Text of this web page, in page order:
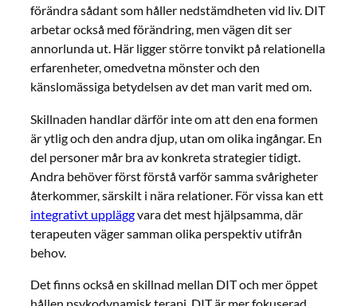
förändra sådant som håller nedstämdheten vid liv. DIT
arbetar också med förändring, men vägen dit ser
annorlunda ut. Här ligger större tonvikt på relationella
erfarenheter, omedvetna mönster och den
känslomässiga betydelsen av det man varit med om.
Skillnaden handlar därför inte om att den ena formen
är ytlig och den andra djup, utan om olika ingångar. En
del personer mår bra av konkreta strategier tidigt.
Andra behöver först förstå varför samma svårigheter
återkommer, särskilt i nära relationer. För vissa kan ett
integrativt uppläggvara det mest hjälpsamma, där
terapeuten väger samman olika perspektiv utifrån
behov.
Det finns också en skillnad mellan DIT och mer öppet